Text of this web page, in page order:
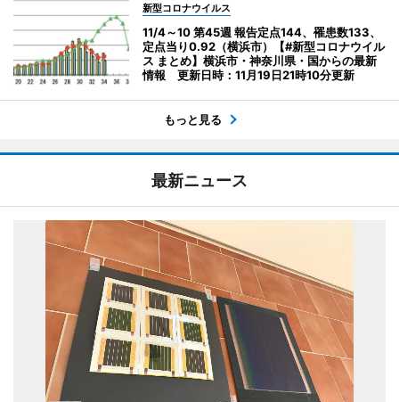
新型コロナウイルス
11/4～10 第45週 報告定点144、罹患数133、
定点当り0.92（横浜市）【#新型コロナウイル
ス まとめ】横浜市・神奈川県・国からの最新
情報 更新日時：11月19日21時10分更新
もっと見る
最新ニュース